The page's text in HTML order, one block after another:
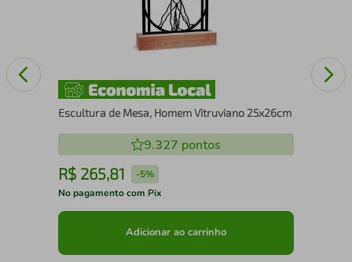
Escultura de Mesa, Homem Vitruviano 25x26cm
9.327 pontos
R$ 265,81 -5%
No pagamento com Pix
Adicionar ao carrinho